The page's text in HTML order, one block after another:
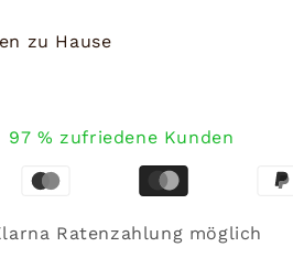
zu Hause
97 % zufriedene Kunden
Ratenzahlung möglich